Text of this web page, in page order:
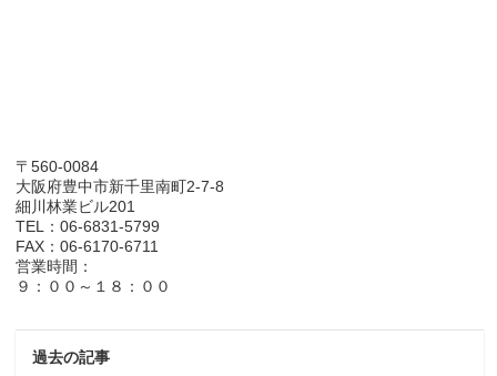
〒560-0084
大阪府豊中市新千里南町2-7-8
細川林業ビル201
TEL：06-6831-5799
FAX：06-6170-6711
営業時間：
９：００～１８：００
過去の記事